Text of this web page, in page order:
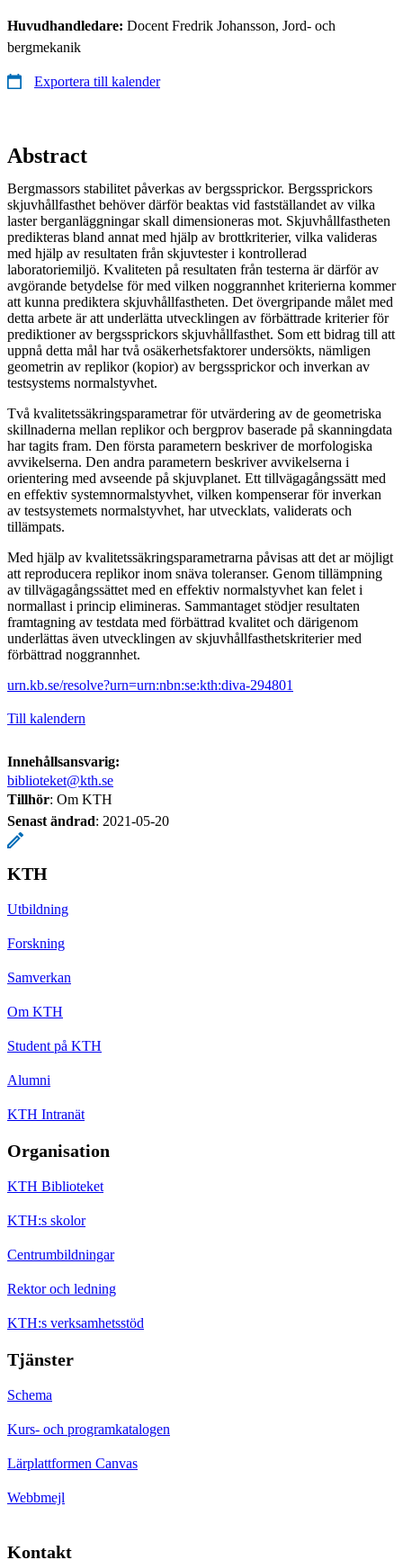
Huvudhandledare: Docent Fredrik Johansson, Jord- och
bergmekanik
Exportera till kalender
Abstract
Bergmassors stabilitet påverkas av bergssprickor. Bergssprickors
skjuvhållfasthet behöver därför beaktas vid fastställandet av vilka
laster berganläggningar skall dimensioneras mot. Skjuvhållfastheten
predikteras bland annat med hjälp av brottkriterier, vilka valideras
med hjälp av resultaten från skjuvtester i kontrollerad
laboratoriemiljö. Kvaliteten på resultaten från testerna är därför av
avgörande betydelse för med vilken noggrannhet kriterierna kommer
att kunna prediktera skjuvhållfastheten. Det övergripande målet med
detta arbete är att underlätta utvecklingen av förbättrade kriterier för
prediktioner av bergssprickors skjuvhållfasthet. Som ett bidrag till att
uppnå detta mål har två osäkerhetsfaktorer undersökts, nämligen
geometrin av replikor (kopior) av bergssprickor och inverkan av
testsystems normalstyvhet.
Två kvalitetssäkringsparametrar för utvärdering av de geometriska
skillnaderna mellan replikor och bergprov baserade på skanningdata
har tagits fram. Den första parametern beskriver de morfologiska
avvikelserna. Den andra parametern beskriver avvikelserna i
orientering med avseende på skjuvplanet. Ett tillvägagångssätt med
en effektiv systemnormalstyvhet, vilken kompenserar för inverkan
av testsystemets normalstyvhet, har utvecklats, validerats och
tillämpats.
Med hjälp av kvalitetssäkringsparametrarna påvisas att det ar möjligt
att reproducera replikor inom snäva toleranser. Genom tillämpning
av tillvägagångssättet med en effektiv normalstyvhet kan felet i
normallast i princip elimineras. Sammantaget stödjer resultaten
framtagning av testdata med förbättrad kvalitet och därigenom
underlättas även utvecklingen av skjuvhållfasthetskriterier med
förbättrad noggrannhet.
urn.kb.se/resolve?urn=urn:nbn:se:kth:diva-294801
Till kalendern
Innehållsansvarig:
biblioteket@kth.se
Tillhör: Om KTH
Senast ändrad: 2021-05-20
KTH
Utbildning
Forskning
Samverkan
Om KTH
Student på KTH
Alumni
KTH Intranät
Organisation
KTH Biblioteket
KTH:s skolor
Centrumbildningar
Rektor och ledning
KTH:s verksamhetsstöd
Tjänster
Schema
Kurs- och programkatalogen
Lärplattformen Canvas
Webbmejl
Kontakt